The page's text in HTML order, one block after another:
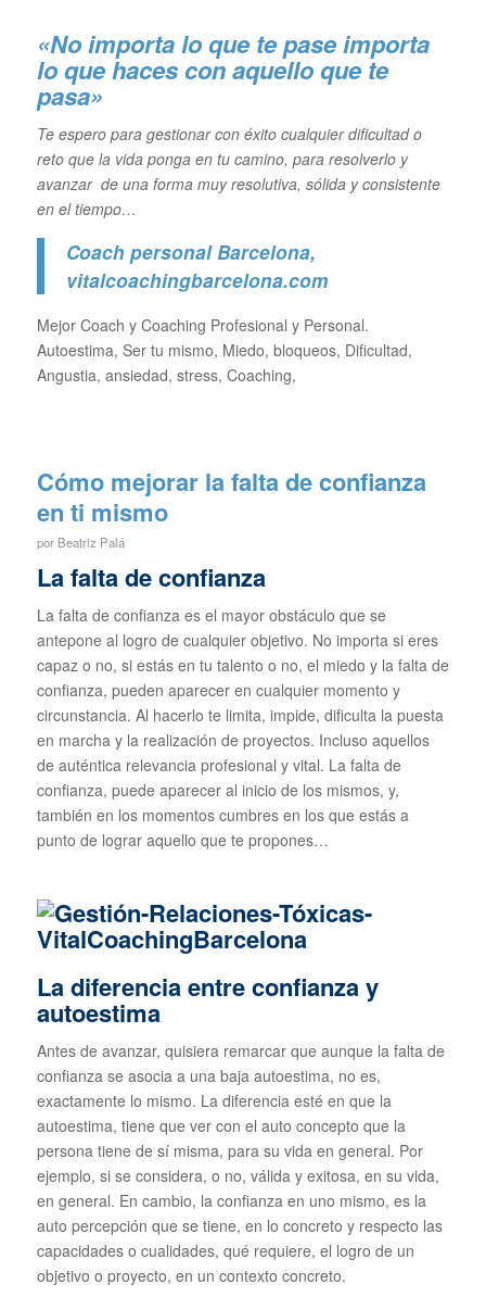
«No importa lo que te pase importa
lo que haces con aquello que te
pasa»
Te espero para gestionar con éxito cualquier dificultad o
reto que la vida ponga en tu camino, para resolverlo y
avanzar de una forma muy resolutiva, sólida y consistente
en el tiempo…
Coach personal Barcelona,
vitalcoachingbarcelona.com
Mejor Coach y Coaching Profesional y Personal.
Autoestima, Ser tu mismo, Miedo, bloqueos, Dificultad,
Angustia, ansiedad, stress, Coaching,
Cómo mejorar la falta de confianza
en ti mismo
por Beatriz Palá
La falta de confianza
La falta de confianza es el mayor obstáculo que se
antepone al logro de cualquier objetivo. No importa si eres
capaz o no, si estás en tu talento o no, el miedo y la falta de
confianza, pueden aparecer en cualquier momento y
circunstancia. Al hacerlo te limita, impide, dificulta la puesta
en marcha y la realización de proyectos. Incluso aquellos
de auténtica relevancia profesional y vital. La falta de
confianza, puede aparecer al inicio de los mismos, y,
también en los momentos cumbres en los que estás a
punto de lograr aquello que te propones…
La diferencia entre confianza y
autoestima
Antes de avanzar, quisiera remarcar que aunque la falta de
confianza se asocia a una baja autoestima, no es,
exactamente lo mismo. La diferencia esté en que la
autoestima, tiene que ver con el auto concepto que la
persona tiene de sí misma, para su vida en general. Por
ejemplo, si se considera, o no, válida y exitosa, en su vida,
en general. En cambio, la confianza en uno mismo, es la
auto percepción que se tiene, en lo concreto y respecto las
capacidades o cualidades, qué requiere, el logro de un
objetivo o proyecto, en un contexto concreto.